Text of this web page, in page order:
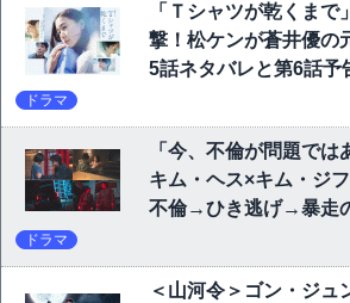
「Ｔシャツが乾くま
撃！松ケンが蒼井優の
5話ネタバレと第6話予
ドラマ
「今、不倫が問題では
キム・ヘス×キム・ジ
不倫→ひき逃げ→暴走
ドラマ
＜山河令＞ゴン・ジュ